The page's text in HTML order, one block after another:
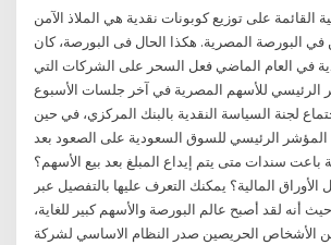
القائمة على توزيع كوبونات نقدية هي الملاذ الآمن
في البورصة المصرية. هكذا الحال فى البورصة، كان
في العام الماضي فعل السحر على الشركات التي
الرئيسي للأسهم المصرية في آخر جلسات الأسبوع
لجنة السياسة النقدية بالبنك المركزي، في حين
الرئيسي للسوق السعودية على الصعود بعد
باعت سندات متى يتم إيداع المبلغ بعد بيع الأسهم؟
الأوراق المالية؟ يمكنك التعرف عليها بالتفصيل عبر
أنه لقد أصبح عالم البورصة والأسهم كبير للغاية،
الأشخاص الحريصين صدر النظام الاساسي لشركة